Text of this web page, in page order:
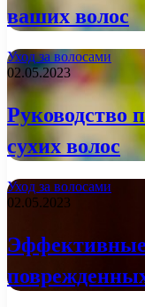
ваших волос
Уход за волосами
02.05.2023
Руководство
сухих волос
Уход за волосами
02.05.2023
Эффективные